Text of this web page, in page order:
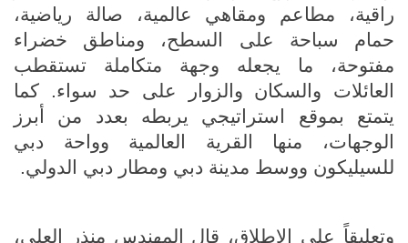
راقية، مطاعم ومقاهي عالمية، صالة رياضية،
حمام سباحة على السطح، ومناطق خضراء
مفتوحة، ما يجعله وجهة متكاملة تستقطب
العائلات والسكان والزوار على حد سواء. كما
يتمتع بموقع استراتيجي يربطه بعدد من أبرز
الوجهات، منها القرية العالمية وواحة دبي
للسيليكون ووسط مدينة دبي ومطار دبي الدولي.
وتعليقاً على الإطلاق، قال المهندس منذر العلي،